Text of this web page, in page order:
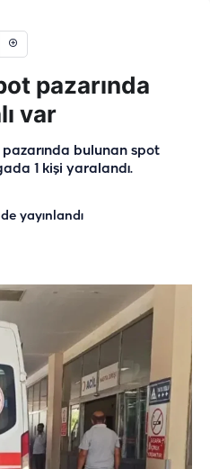
pazarında
var
bulunan spot
1 kişi yaralandı.
yayınlandı